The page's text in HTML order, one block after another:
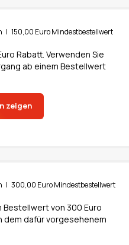
150,00 Euro Mindestbestellwert
Rabatt. Verwenden Sie
ab einem Bestellwert
zeigen
| 300,00 Euro Mindestbestellwert
Bestellwert von 300 Euro
dem dafür vorgesehenem